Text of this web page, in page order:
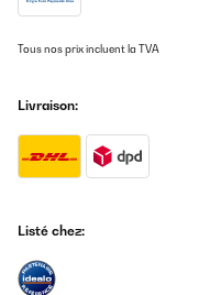
Tous nos prix incluent la TVA
Livraison:
Listé chez: